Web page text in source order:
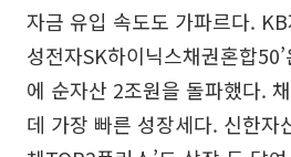
자금 유입 속도도 가파르다.
성전자SK하이닉스채권혼합
에 순자산 2조원을 돌파했다.
데 가장 빠른 성장세다. 신한자